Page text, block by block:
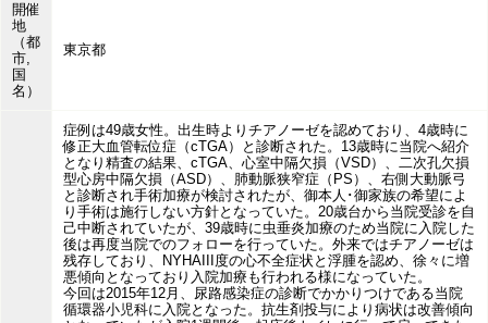
開催
地
（都
市,
国
名）
東京都
症例は49歳女性。出生時よりチアノーゼを認めており、4歳時に
修正大血管転位症（cTGA）と診断された。13歳時に当院へ紹介
となり精査の結果、cTGA、心室中隔欠損（VSD）、二次孔欠損
型心房中隔欠損（ASD）、肺動脈狭窄症（PS）、右側大動脈弓
と診断され手術加療が検討されたが、御本人･御家族の希望によ
り手術は施行しない方針となっていた。20歳台から当院受診を自
己中断されていたが、39歳時に虫垂炎加療のため当院に入院した
後は再度当院でのフォローを行っていた。外来ではチアノーゼは
残存しており、NYHAIII度の心不全症状と浮腫を認め、徐々に増
悪傾向となっており入院加療も行われる様になっていた。
今回は2015年12月、尿路感染症の診断でかかりつけである当院
循環器小児科に入院となった。抗生剤投与により病状は改善傾向